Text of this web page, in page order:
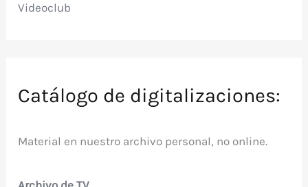
Videoclub
Catálogo de digitalizaciones:
Material en nuestro archivo personal, no online.